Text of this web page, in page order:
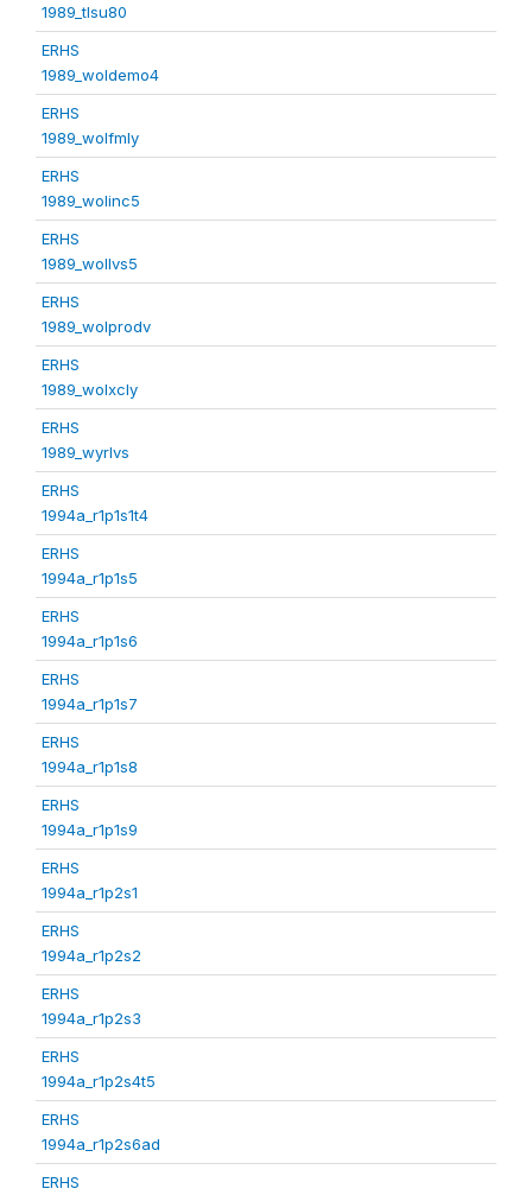
1989_tlsu80
ERHS
1989_woldemo4
ERHS
1989_wolfmly
ERHS
1989_wolinc5
ERHS
1989_wollvs5
ERHS
1989_wolprodv
ERHS
1989_wolxcly
ERHS
1989_wyrlvs
ERHS
1994a_r1p1s1t4
ERHS
1994a_r1p1s5
ERHS
1994a_r1p1s6
ERHS
1994a_r1p1s7
ERHS
1994a_r1p1s8
ERHS
1994a_r1p1s9
ERHS
1994a_r1p2s1
ERHS
1994a_r1p2s2
ERHS
1994a_r1p2s3
ERHS
1994a_r1p2s4t5
ERHS
1994a_r1p2s6ad
ERHS